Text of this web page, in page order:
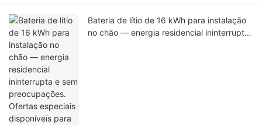
Bateria de lítio de 16 kWh para instalação
no chão — energia residencial ininterrupta